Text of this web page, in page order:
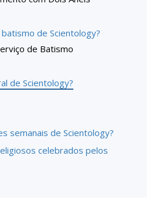
de Scientology?
de Batismo
de Scientology?
semanais de Scientology?
celebrados pelos